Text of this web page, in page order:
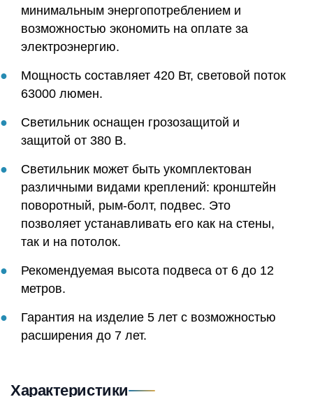
минимальным энергопотреблением и
возможностью экономить на оплате за
электроэнергию.
Мощность составляет 420 Вт, световой поток
63000 люмен.
Светильник оснащен грозозащитой и
защитой от 380 В.
Светильник может быть укомплектован
различными видами креплений: кронштейн
поворотный, рым-болт, подвес. Это
позволяет устанавливать его как на стены,
так и на потолок.
Рекомендуемая высота подвеса от 6 до 12
метров.
Гарантия на изделие 5 лет с возможностью
расширения до 7 лет.
Характеристики